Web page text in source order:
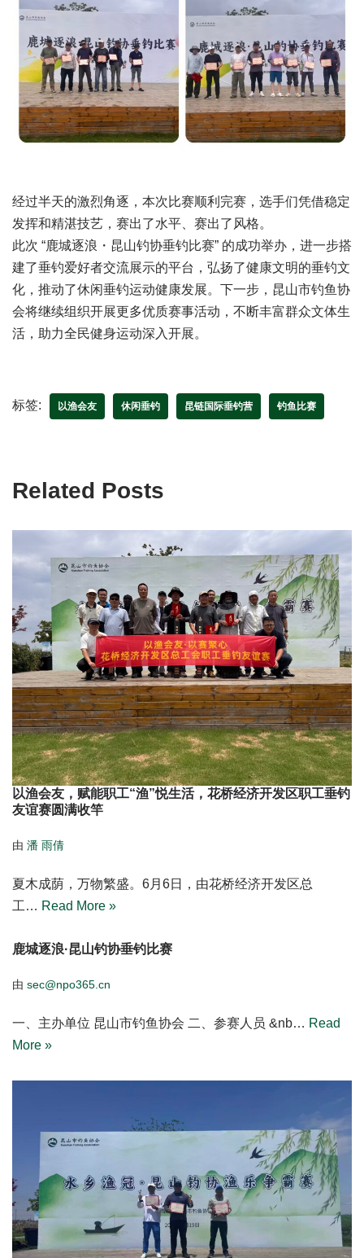
经过半天的激烈角逐，本次比赛顺利完赛，选手们凭借稳定
发挥和精湛技艺，赛出了水平、赛出了风格。
此次 “鹿城逐浪・昆山钓协垂钓比赛” 的成功举办，进一步搭
建了垂钓爱好者交流展示的平台，弘扬了健康文明的垂钓文
化，推动了休闲垂钓运动健康发展。下一步，昆山市钓鱼协
会将继续组织开展更多优质赛事活动，不断丰富群众文体生
活，助力全民健身运动深入开展。
标签: 以渔会友 休闲垂钓 昆链国际垂钓营 钓鱼比赛
Related Posts
以渔会友，赋能职工“渔”悦生活，花桥经济开发区职工垂钓
友谊赛圆满收竿
由 潘 雨倩
夏木成荫，万物繁盛。6月6日，由花桥经济开发区总
工… Read More »
鹿城逐浪·昆山钓协垂钓比赛
由 sec@npo365.cn
一、主办单位 昆山市钓鱼协会 二、参赛人员 &nb… Read
More »